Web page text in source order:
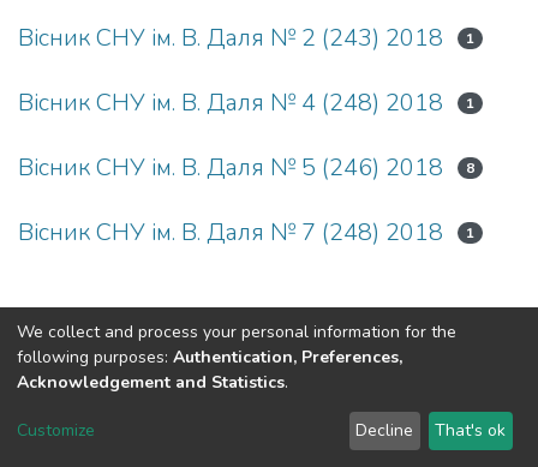
Вісник СНУ ім. В. Даля № 2 (243) 2018 1
Вісник СНУ ім. В. Даля № 4 (248) 2018 1
Вісник СНУ ім. В. Даля № 5 (246) 2018 8
Вісник СНУ ім. В. Даля № 7 (248) 2018 1
Dspace & Volodymyr Dahl East Ukrainian National University
LYRASIS
Send Feedback
We collect and process your personal information for the
following purposes: Authentication, Preferences,
Acknowledgement and Statistics.
Customize Decline That's ok